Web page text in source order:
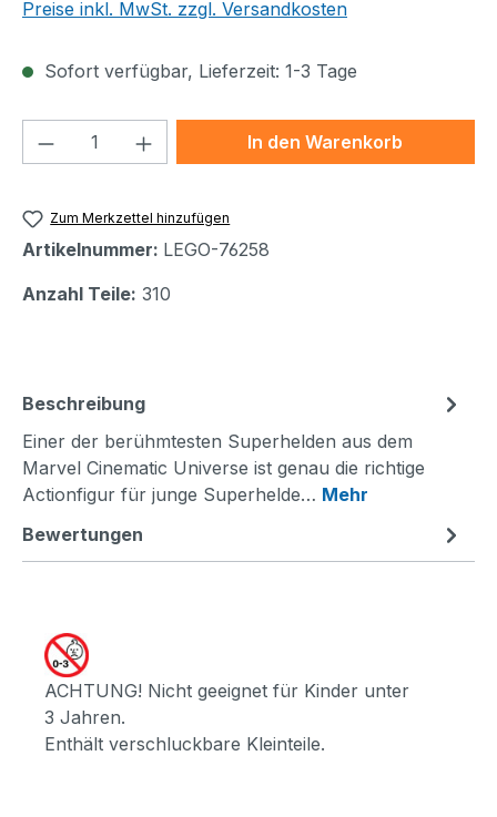
Preise inkl. MwSt. zzgl. Versandkosten
Sofort verfügbar, Lieferzeit: 1-3 Tage
Produkt Anzahl: Gib denIn den Warenkorb
Zum Merkzettel hinzufügen
Artikelnummer: LEGO-76258
Anzahl Teile: 310
Beschreibung
Einer der berühmtesten Superhelden aus dem
Marvel Cinematic Universe ist genau die richtige
Actionfigur für junge Superhelde… Mehr
Bewertungen
ACHTUNG! Nicht geeignet für Kinder unter
3 Jahren.
Enthält verschluckbare Kleinteile.